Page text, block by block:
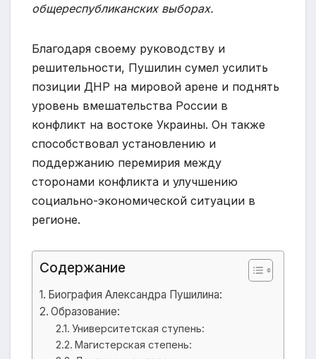
общереспубликанских выборах.
Благодаря своему руководству и
решительности, Пушилин сумел усилить
позиции ДНР на мировой арене и поднять
уровень вмешательства России в
конфликт на востоке Украины. Он также
способствовал установлению и
поддержанию перемирия между
сторонами конфликта и улучшению
социально-экономической ситуации в
регионе.
Содержание
Биография Александра Пушилина:
Образование:
Университетская ступень:
Магистерская степень: